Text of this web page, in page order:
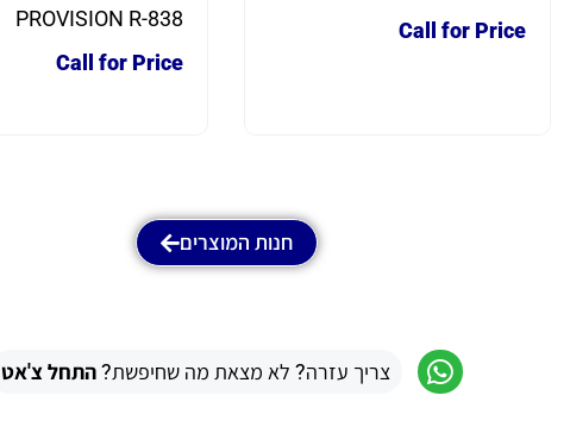
Call for Price
PROVISION R-838
Call for Price
חנות המוצרים
צריך עזרה? לא מצאת מה שחיפשת?התחל צ'אט